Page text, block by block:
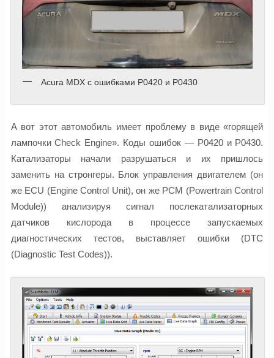
Acura MDX с ошибками P0420 и P0430
А вот этот автомобиль имеет проблему в виде «горящей
лампочки Check Engine». Коды ошибок — P0420 и P0430.
Катализаторы начали разрушаться и их пришлось
заменить на стронгеры. Блок управления двигателем (он
же ECU (Engine Control Unit), он же PCM (Powertrain Control
Module)) анализируя сигнал послекатализаторных
датчиков кислорода в процессе запускаемых
диагностических тестов, выставляет ошибки (DTC
(Diagnostic Test Codes)).